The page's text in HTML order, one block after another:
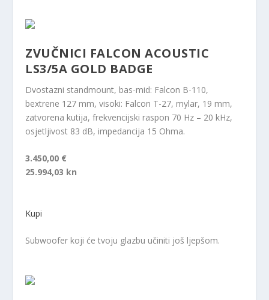
ZVUČNICI FALCON ACOUSTIC
LS3/5A GOLD BADGE
Dvostazni standmount, bas-mid: Falcon B-110,
bextrene 127 mm, visoki: Falcon T-27, mylar, 19 mm,
zatvorena kutija, frekvencijski raspon 70 Hz – 20 kHz,
osjetljivost 83 dB, impedancija 15 Ohma.
3.450,00 €
25.994,03 kn
Kupi
Subwoofer koji će tvoju glazbu učiniti još ljepšom.